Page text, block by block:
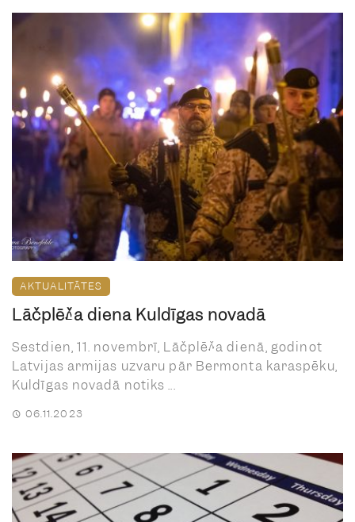
AKTUALITĀTES
Lāčplēša diena Kuldīgas novadā
Sestdien, 11. novembrī, Lāčplēša dienā, godinot
Latvijas armijas uzvaru pār Bermonta karaspēku,
Kuldīgas novadā notiks ...
06.11.2023